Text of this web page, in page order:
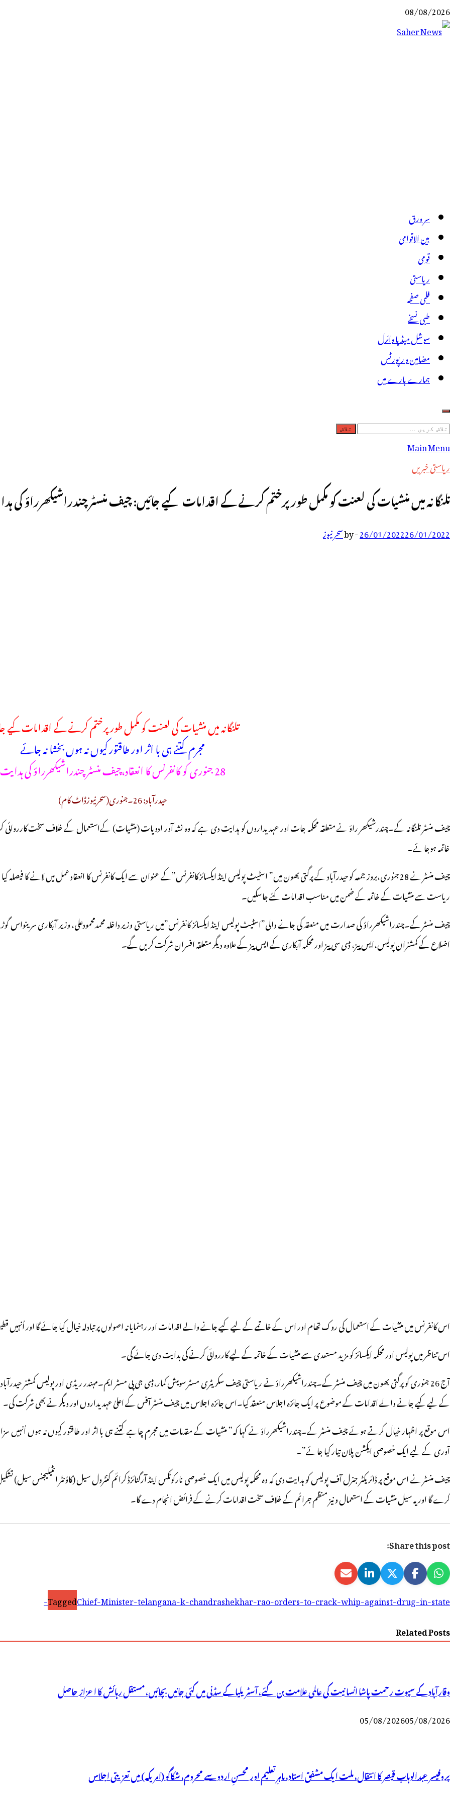
Skip
to
08/08/2026
سر ورق
بین الاقوامی
قومی
ریاستی
فلمی صفحہ
طبی نسخے
سوشل میڈیا وائرل
مضامین و رپورٹس
ہمارے بارے میں
تلاش
کریں
برائے:
Main Menu
ریاستی خبریں
تلنگانہ میں منشیات کی لعنت کو مکمل طور پرختم کرنے کے اقدامات کیے جائیں: چیف منسٹر چندراشیکھرراؤ کی
26/01/202226/01/2022
-
byسحر نیوز
تلنگانہ میں منشیات کی لعنت کو مکمل طور پرختم کرنے کے اقدامات کیے
مجرم کتنے ہی با اثر اور طاقتور کیوں نہ ہوں بخشا نہ جائے
28 جنوری کو کانفرنس کا انعقاد،چیف منسٹر چندراشیکھرراؤ کی ہدایت
حیدرآباد: 26۔جنوری(سحرنیوزڈاٹ کام)
چیف منسٹر تلنگانہ کے۔چندرشیکھر راؤ نے متعلقہ محکمہ جات اور عہدیداروں کو ہدایت دی ہے کہ وہ نشہ آور ادویات (منشیات) کےاستعمال کے خلاف سخت
خاتمہ ہوجائے۔
چیف منسٹر نے 28 جنوری،بروز جمعہ کو حیدرآباد کے پرگتی بھون میں” اسٹیٹ پولیس اینڈ ایکسائز کانفرنس”کے عنوان سے ایک کانفرنس کا انعقاد عمل میں لانے کا
ریاست سے منشیات کے خاتمہ کے ضمن میں مناسب اقدامات کئے جاسکیں۔
چیف منسٹر کے۔چندراشیکھرراؤ کی صدارت میں منعقد کی جانے والی”اسٹیٹ پولیس اینڈ ایکسائز کانفرنس”میں ریاستی وزیر داخلہ محمدمحمودعلی، وزیر آبکاری سرینواس
اضلاع کے کمشنران پولیس،ایس پیز، ڈی سی پیز اور محکمہ آبکاری کے ایس پیز کے علاوہ دیگر متعلقہ افسران شرکت کریں گے۔
اس کانفرنس میں منشیات کے استعمال کی روک تھام اور اس کے خاتمے کے لیے کیے جانے والے اقدامات اور رہنمایانہ اصولوں پر تبادلہ خیال کیا جائے گا اور
اس تناظر میں پولیس اور محکمہ ایکسائز کو مزید مستعدی سے منشیات کے خاتمہ کے لیے کارروائی کرنے کی ہدایت دی جائے گی۔
آج 26 جنوری کو پرگتی بھون میں چیف منسٹر کے۔چندراشیکھرراؤ نے ریاستی چیف سکریٹری مسٹر سومیش کمار،ڈی جی پی مسٹر ایم۔مہندر ریڈی اور پولیس کمشنر
کے لیے کیے جانے والے اقدامات کے موضوع پر ایک جائزہ اجلاس منعقد کیا۔اس جائزہ اجلاس میں چیف منسٹر آفس کے اعلیٰ عہدیداروں اور دیگر نے بھی شرکت کی۔
اس موقع پر اظہار خیال کرتے ہوئے چیف منسٹر کے۔چندراشیکھرراؤ نے کہا کہ” منشیات کے مقدمات میں مجرم چاہے کتنے ہی با اثر اور طاقتور کیوں نہ ہوں
آوری کے لیے ایک خصوصی ایکشن پلان تیار کیا جائے”۔
کرے گا اور یہ سیل منشیات کے استعمال و نیز منظم جرائم کے خلاف سخت اقدامات کرنے کے فرائض انجام دے گا۔
Share this post:
TaggedChief-Minister-telangana-k-chandrashekhar-rao-orders-to-crack-whip-against-drug-in-state-
Related Posts
وقارآباد کے سپوت رحمت پاشا انسانیت کی عالمی علامت بن گئے، آسٹریلیا کے سڈنی میں کئی جانیں بچائیں، مستقل رہائش کا اعزاز حاصل
05/08/202605/08/2026
پروفیسر عبدالوہاب قیصر کا انتقال، ملت ایک مشفق استاد، ماہرِتعلیم اور محسنِ اردو سے محروم، شکاگو (امریکہ) میں تعزیتی اجلاس